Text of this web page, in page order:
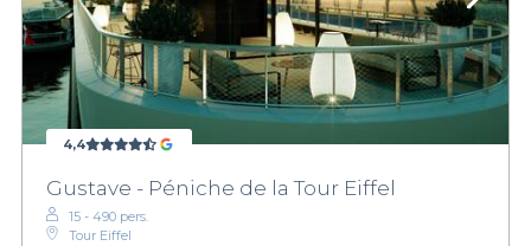
4,4
Gustave - Péniche de la Tour Eiffel
15 - 490 pers.
Tour Eiffel